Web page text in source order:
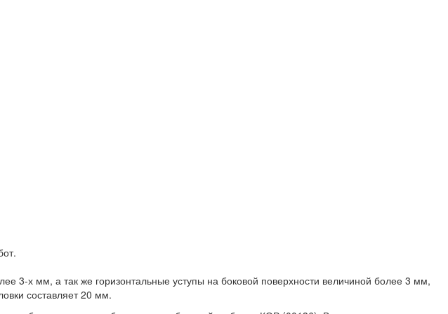
3-х мм, а так же горизонтальные уступы на боковой поверхности величиной более 3 мм,
составляет 20 мм.